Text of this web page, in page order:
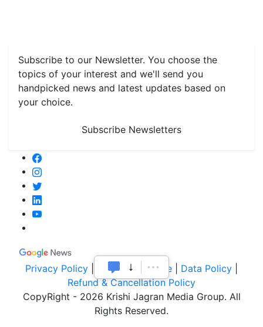
Subscribe to our Newsletter. You choose the
topics of your interest and we'll send you
handpicked news and latest updates based on
your choice.
Subscribe Newsletters
Privacy Policy Terms of Service Data Policy
Refund & Cancellation Policy
CopyRight - 2026 Krishi Jagran Media Group. All
Rights Reserved.